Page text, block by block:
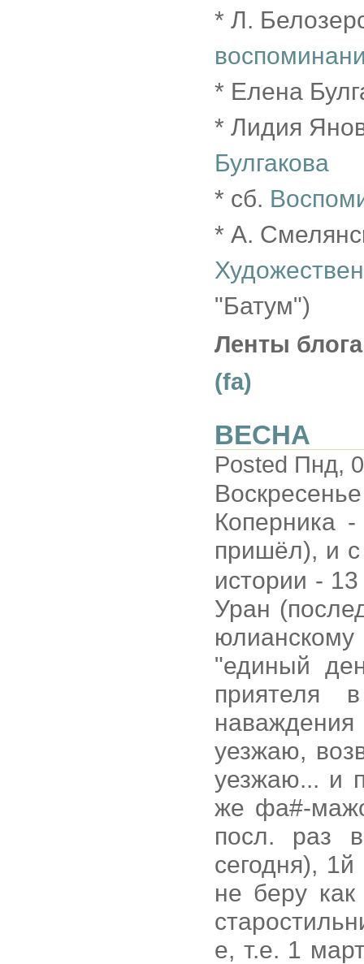
* Л.
* Елена
* Лидия
Булгакова
* сб.
* А.
"Батум")
Ленты
(fa)
ВЕСНА
Posted Пнд,
Коперника
пришёл), и
истории -
Уран
"единый
приятеля
уезжаю,
уезжаю... и
же фа#-
посл. раз
сегодня),
не беру
е, т.е. 1